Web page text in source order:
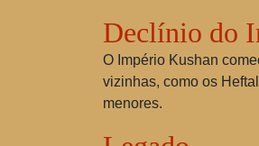
Declínio do
O Império Kushan
vizinhas, como os
menores.